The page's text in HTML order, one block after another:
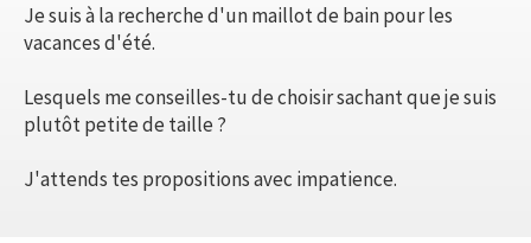
Je suis à la recherche d'un maillot de bain pour les
vacances d'été.
Lesquels me conseilles-tu de choisir sachant que je suis
plutôt petite de taille ?
J'attends tes propositions avec impatience.